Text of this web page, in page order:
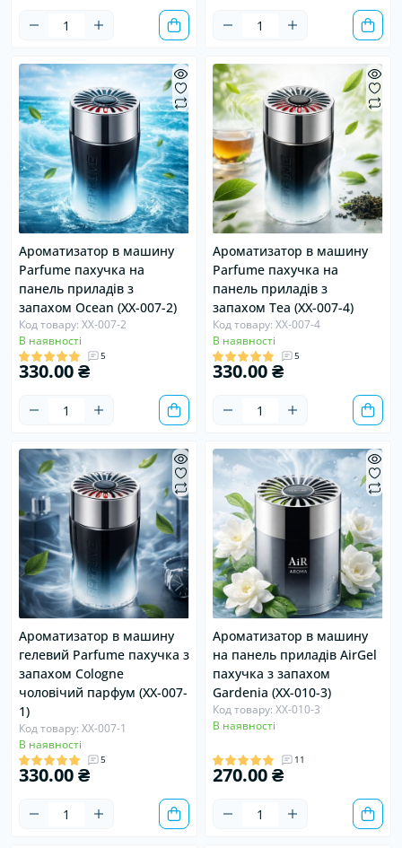
Ароматизатор в машину
Parfume пахучка на
панель приладів з
запахом Ocean (XX-007-2)
Код товару: XX-007-2
В наявності
5
330.00 ₴
Ароматизатор в машину
Parfume пахучка на
панель приладів з
запахом Tea (XX-007-4)
Код товару: XX-007-4
В наявності
5
330.00 ₴
Ароматизатор в машину
гелевий Parfume пахучка з
запахом Сologne
чоловічий парфум (XX-007-
1)
Код товару: XX-007-1
В наявності
5
330.00 ₴
Ароматизатор в машину
на панель приладів AirGel
пахучка з запахом
Gardenia (XX-010-3)
Код товару: XX-010-3
В наявності
11
270.00 ₴